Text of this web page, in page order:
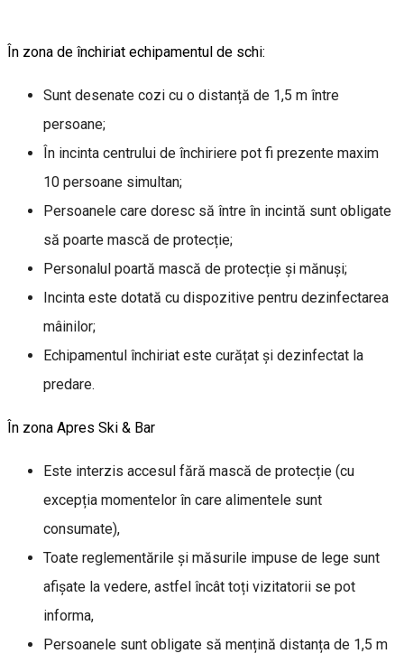
În zona de închiriat echipamentul de schi:
Sunt desenate cozi cu o distanță de 1,5 m între
persoane;
În incinta centrului de închiriere pot fi prezente maxim
10 persoane simultan;
Persoanele care doresc să între în incintă sunt obligate
să poarte mască de protecție;
Personalul poartă mască de protecție și mănuși;
Incinta este dotată cu dispozitive pentru dezinfectarea
mâinilor;
Echipamentul închiriat este curățat și dezinfectat la
predare.
În zona Apres Ski & Bar
Este interzis accesul fără mască de protecție (cu
excepția momentelor în care alimentele sunt
consumate),
Toate reglementările și măsurile impuse de lege sunt
afișate la vedere, astfel încât toți vizitatorii se pot
informa,
Persoanele sunt obligate să mențină distanța de 1,5 m